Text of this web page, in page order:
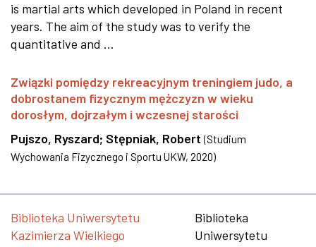
is martial arts which developed in Poland in recent
years. The aim of the study was to verify the
quantitative and ...
Związki pomiędzy rekreacyjnym treningiem judo, a
dobrostanem fizycznym mężczyzn w wieku
dorosłym, dojrzałym i wczesnej starości
Pujszo, Ryszard; Stępniak, Robert (Studium
Wychowania Fizycznego i Sportu UKW, 2020)
Biblioteka Uniwersytetu
Kazimierza Wielkiego
Biblioteka
Uniwersytetu